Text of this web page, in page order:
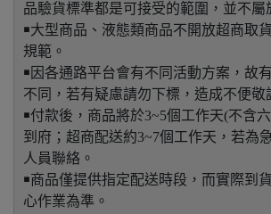
品驗貨標準都是可接受的範圍，並不屬
￭大型商品、液態類商品不開放超商取
規範。
￭因各通路平台會有不同活動方案，故
不同，若有疑慮請勿下標，造成不便敬
￭付款後，商品將於3~5個工作天(不含
到府；超商配送約3~7個工作天，若為
人員聯絡。
￭商品僅提供指定配送時段，而實際到
心作業為準。